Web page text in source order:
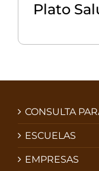
Plato
CONSULTA
ESCUELAS
EMPRESAS